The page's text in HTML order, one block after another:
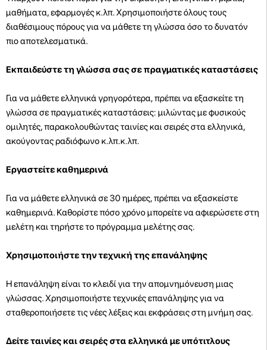
μαθήματα, εφαρμογές κ.λπ. Χρησιμοποιήστε όλους τους
διαθέσιμους πόρους για να μάθετε τη γλώσσα όσο το δυνατόν
πιο αποτελεσματικά.
Εκπαιδεύστε τη γλώσσα σας σε πραγματικές καταστάσεις
Για να μάθετε ελληνικά γρηγορότερα, πρέπει να εξασκείτε τη
γλώσσα σε πραγματικές καταστάσεις: μιλώντας με φυσικούς
ομιλητές, παρακολουθώντας ταινίες και σειρές στα ελληνικά,
ακούγοντας ραδιόφωνο κ.λπ.κ.λπ.
Εργαστείτε καθημερινά
Για να μάθετε ελληνικά σε 30 ημέρες, πρέπει να εξασκείστε
καθημερινά. Καθορίστε πόσο χρόνο μπορείτε να αφιερώσετε στη
μελέτη και τηρήστε το πρόγραμμα μελέτης σας.
Χρησιμοποιήστε την τεχνική της επανάληψης
Η επανάληψη είναι το κλειδί για την απομνημόνευση μιας
γλώσσας. Χρησιμοποιήστε τεχνικές επανάληψης για να
σταθεροποιήσετε τις νέες λέξεις και εκφράσεις στη μνήμη σας.
Δείτε ταινίες και σειρές στα ελληνικά με υπότιτλους